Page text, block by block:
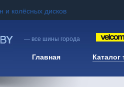
и колёсных дисков
— все шины города
Главная Каталог